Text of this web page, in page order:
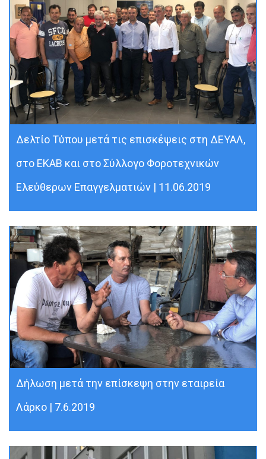
Δελτίο Τύπου μετά τις επισκέψεις στη ΔΕΥΑΛ,
στο ΕΚΑΒ και στο Σύλλογο Φοροτεχνικών
Ελεύθερων Επαγγελματιών | 11.06.2019
Δήλωση μετά την επίσκεψη στην εταιρεία
Λάρκο | 7.6.2019